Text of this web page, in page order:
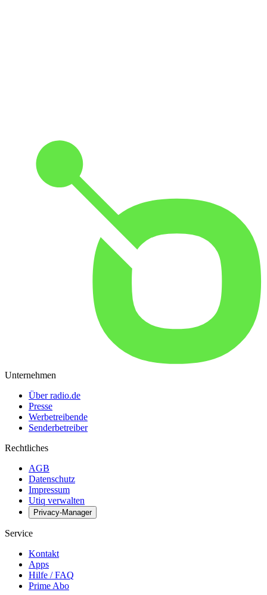
Unternehmen
Über radio.de
Presse
Werbetreibende
Senderbetreiber
Rechtliches
AGB
Datenschutz
Impressum
Utiq verwalten
Privacy-Manager
Service
Kontakt
Apps
Hilfe / FAQ
Prime Abo